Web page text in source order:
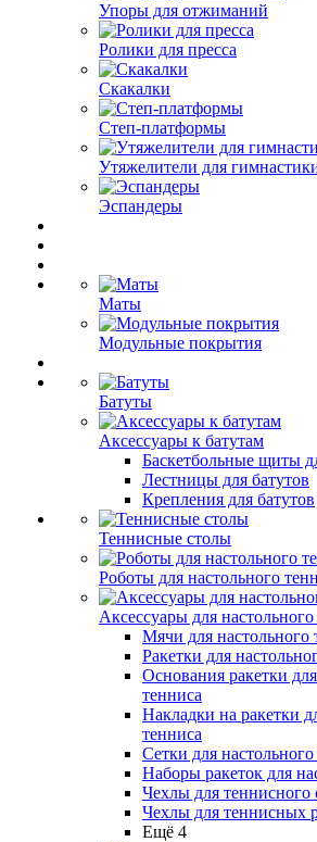
Упоры для отжиманий
Ролики для пресса
Скакалки
Степ-платформы
Утяжелители для
Эспандеры
Маты
Модульные покрытия
Батуты
Аксессуары к батутам
Баскетбольные щиты
Лестницы для батутов
Крепления для батутов
Теннисные столы
Роботы для настольного
Аксессуары для
Мячи для настольного
Ракетки для
Основания ракетки
тенниса
Накладки на ракетки
тенниса
Сетки для настольного
Наборы ракеток для
Чехлы для теннисного
Чехлы для теннисных
Ещё 4